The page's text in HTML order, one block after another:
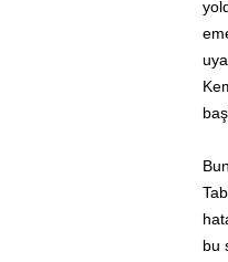
bu